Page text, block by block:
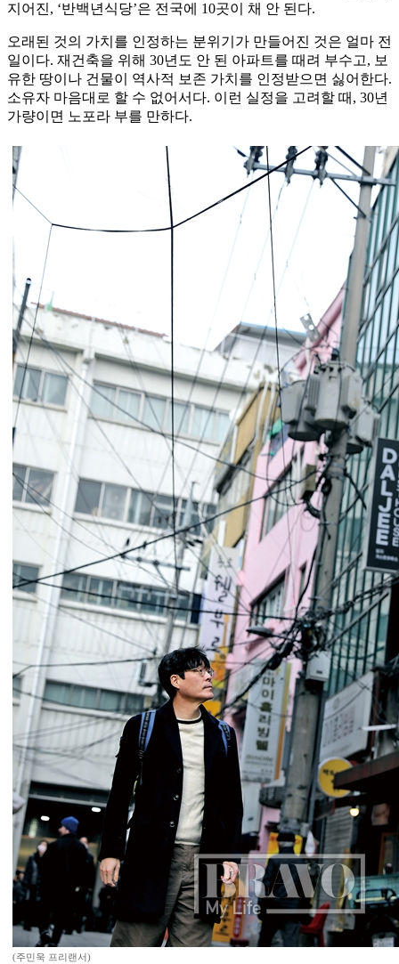
지어진, ‘반백년식당’은 전국에 10곳이 채 안 된다.
오래된 것의 가치를 인정하는 분위기가 만들어진 것은 얼마 전
일이다. 재건축을 위해 30년도 안 된 아파트를 때려 부수고, 보
유한 땅이나 건물이 역사적 보존 가치를 인정받으면 싫어한다.
소유자 마음대로 할 수 없어서다. 이런 실정을 고려할 때, 30년
가량이면 노포라 부를 만하다.
(주민욱 프리랜서)